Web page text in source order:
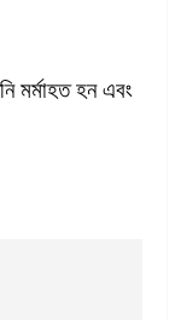
মর্মাহত হন এবং